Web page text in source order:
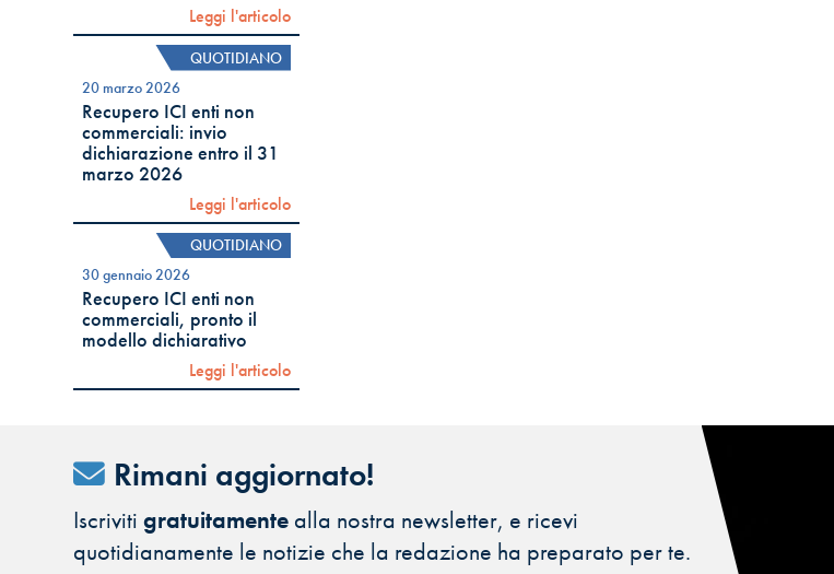
Leggi l'articolo
QUOTIDIANO
20 marzo 2026
Recupero ICI enti non
commerciali: invio
dichiarazione entro il 31
marzo 2026
Leggi l'articolo
QUOTIDIANO
30 gennaio 2026
Recupero ICI enti non
commerciali, pronto il
modello dichiarativo
Leggi l'articolo
Rimani aggiornato!
Iscrivitigratuitamente alla nostra newsletter, e ricevi
quotidianamente le notizie che la redazione ha preparato per te.